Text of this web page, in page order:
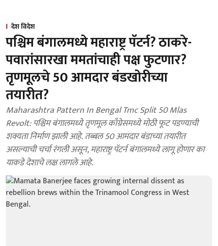
देश विदेश
पश्चिम बंगालमध्ये महाराष्ट्र पॅटर्न? ठाकरे-
पवारांसारखा ममतांचाही पक्ष फुटणार?
तृणमूलचे 50 आमदार बंडखोरीच्या
तयारीत?
Maharashtra Pattern In Bengal Tmc Split 50 Mlas
Revolt: पश्चिम बंगालमध्ये तृणमूल काँग्रेसमध्ये मोठी फूट पडण्याची
शक्यता निर्माण झाली आहे. तब्बल 50 आमदार बंडाच्या तयारीत
असल्याची चर्चा रंगली असून, महाराष्ट्र पॅटर्न बंगालमध्ये लागू होणार का
याकडे देशाचे लक्ष लागले आहे.